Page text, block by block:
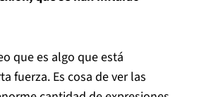
que es algo que está
fuerza. Es cosa de ver las